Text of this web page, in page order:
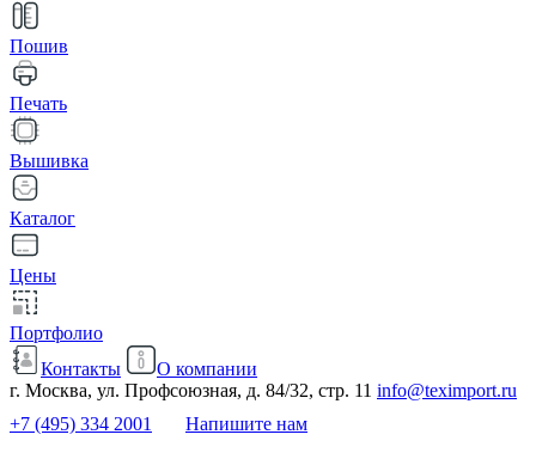
Пошив
Печать
Вышивка
Каталог
Цены
Портфолио
Контакты
О компании
г. Москва, ул. Профсоюзная, д. 84/32, стр. 11 info@teximport.ru
+7 (495) 334 2001
Напишите нам